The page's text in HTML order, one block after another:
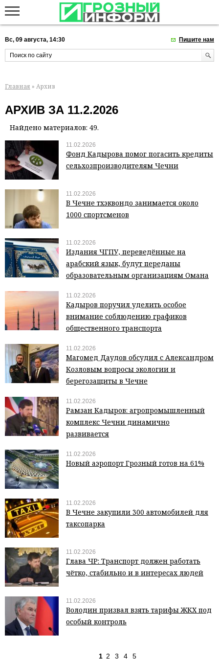
Вс, 09 августа, 14:30 Пишите нам
Главная » Архив
АРХИВ ЗА 11.2.2026
Найдено материалов: 49.
11.02.2026
Фонд Кадырова помог погасить кредиты
сельхозпроизводителям Чечни
11.02.2026
В Чечне тхэквондо занимается около
1000 спортсменов
11.02.2026
Издания ЧГПУ, переведённые на
арабский язык, будут переданы
образовательным организациям Омана
11.02.2026
Кадыров поручил уделить особое
внимание соблюдению графиков
общественного транспорта
11.02.2026
Магомед Даудов обсудил с Александром
Козловым вопросы экологии и
берегозащиты в Чечне
11.02.2026
Рамзан Кадыров: агропромышленный
комплекс Чечни динамично
развивается
11.02.2026
Новый аэропорт Грозный готов на 61%
11.02.2026
В Чечне закупили 300 автомобилей для
таксопарка
11.02.2026
Глава ЧР: Транспорт должен работать
чётко, стабильно и в интересах людей
11.02.2026
Володин призвал взять тарифы ЖКХ под
особый контроль
1 2 3 4 5